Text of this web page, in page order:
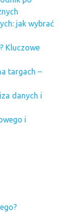
jak wybrać
Kluczowe
targach –
danych i
i